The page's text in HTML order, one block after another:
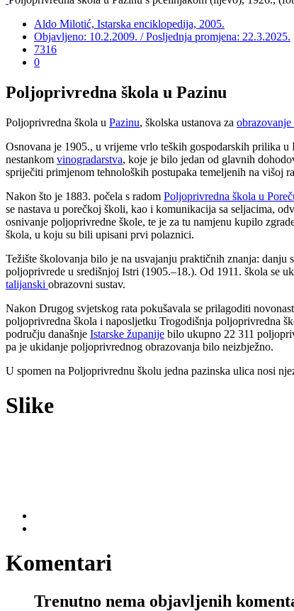
Aldo Milotić, Istarska enciklopedija, 2005.
Objavljeno: 10.2.2009. / Posljednja promjena: 22.3.2025.
7316
0
Poljoprivredna škola u Pazinu
Poljoprivredna škola u Pazinu, školska ustanova za
Osnovana je 1905., u vrijeme vrlo teških gospodarskih prilika u
nestankom vinogradarstva, koje je bilo jedan od glavnih
spriječiti primjenom tehnoloških postupaka temeljenih na višoj
Nakon što je 1883. počela s radom Poljoprivredna škola u
se nastava u porečkoj školi, kao i komunikacija sa seljacima,
osnivanje poljoprivredne škole, te je za tu namjenu kupilo
škola, u koju su bili upisani prvi polaznici.
Težište školovanja bilo je na usvajanju praktičnih znanja: danju
poljoprivrede u središnjoj Istri (1905.–18.). Od 1911. škola se
talijanski obrazovni sustav.
Nakon Drugog svjetskog rata pokušavala se prilagoditi
poljoprivredna škola i naposljetku Trogodišnja poljoprivredna
području današnje Istarske županije bilo ukupno 22 311
pa je ukidanje poljoprivrednog obrazovanja bilo neizbježno.
U spomen na Poljoprivrednu školu jedna pazinska ulica nosi
Slike
Komentari
Trenutno nema objavljenih